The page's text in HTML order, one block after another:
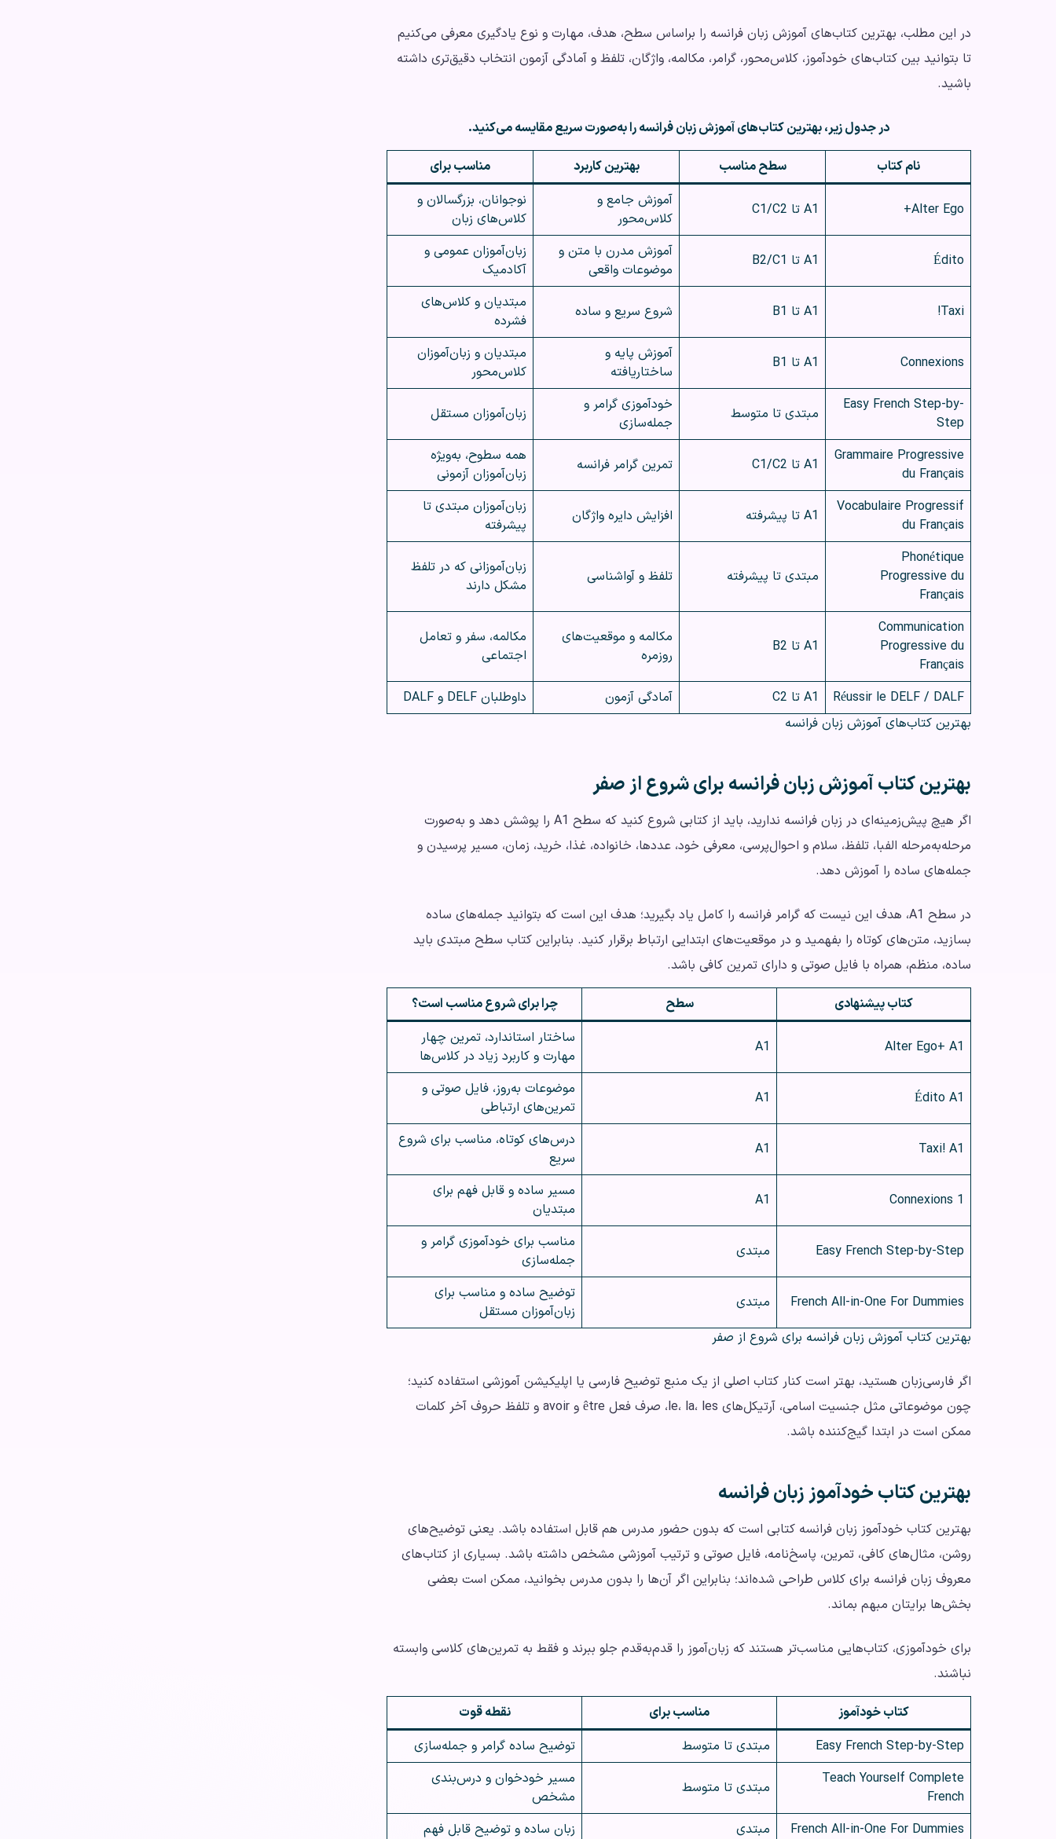
در این مطلب، بهترین کتاب‌های آموزش زبان فرانسه را براساس سطح، هدف، مهارت و نوع یادگیری معرفی می‌کنیم
تا بتوانید بین کتاب‌های خودآموز، کلاس‌محور، گرامر، مکالمه، واژگان، تلفظ و آمادگی آزمون انتخاب دقیق‌تری داشته
باشید.
در جدول زیر، بهترین کتاب‌های آموزش زبان فرانسه را به‌صورت سریع مقایسه می‌کنید.
نام کتاب سطح مناسب بهترین کاربرد مناسب برای
Alter Ego+ A1 تا C1/C2
آموزش جامع و
کلاس‌محور
نوجوانان، بزرگسالان و
کلاس‌های زبان
Édito A1 تا B2/C1
آموزش مدرن با متن و
موضوعات واقعی
زبان‌آموزان عمومی و
آکادمیک
Taxi! A1 تا B1 شروع سریع و ساده
مبتدیان و کلاس‌های
فشرده
Connexions A1 تا B1
آموزش پایه و
ساختاریافته
مبتدیان و زبان‌آموزان
کلاس‌محور
Easy French Step-by-
Step
مبتدی تا متوسط
خودآموزی گرامر و
جمله‌سازی
زبان‌آموزان مستقل
Grammaire Progressive
du Français
A1 تا C1/C2 تمرین گرامر فرانسه
همه سطوح، به‌ویژه
زبان‌آموزان آزمونی
Vocabulaire Progressif
du Français
A1 تا پیشرفته افزایش دایره واژگان
زبان‌آموزان مبتدی تا
پیشرفته
Phonétique
Progressive du
Français
مبتدی تا پیشرفته تلفظ و آواشناسی
زبان‌آموزانی که در تلفظ
مشکل دارند
Communication
Progressive du
Français
A1 تا B2
مکالمه و موقعیت‌های
روزمره
مکالمه، سفر و تعامل
اجتماعی
Réussir le DELF / DALF A1 تا C2 آمادگی آزمون
داوطلبان DELF و DALF
بهترین کتاب‌های آموزش زبان فرانسه
بهترین کتاب آموزش زبان فرانسه برای شروع از صفر
اگر هیچ پیش‌زمینه‌ای در زبان فرانسه ندارید، باید از کتابی شروع کنید که سطح A1 را پوشش دهد و به‌صورت
مرحله‌به‌مرحله الفبا، تلفظ، سلام و احوال‌پرسی، معرفی خود، عددها، خانواده، غذا، خرید، زمان، مسیر پرسیدن و
جمله‌های ساده را آموزش دهد.
در سطح A1، هدف این نیست که گرامر فرانسه را کامل یاد بگیرید؛ هدف این است که بتوانید جمله‌های ساده
بسازید، متن‌های کوتاه را بفهمید و در موقعیت‌های ابتدایی ارتباط برقرار کنید. بنابراین کتاب سطح مبتدی باید
ساده، منظم، همراه با فایل صوتی و دارای تمرین کافی باشد.
کتاب پیشنهادی سطح چرا برای شروع مناسب است؟
Alter Ego+ A1
A1
ساختار استاندارد، تمرین چهار
مهارت و کاربرد زیاد در کلاس‌ها
Édito A1
A1
موضوعات به‌روز، فایل صوتی و
تمرین‌های ارتباطی
Taxi! A1
A1
درس‌های کوتاه، مناسب برای شروع
سریع
Connexions 1
A1
مسیر ساده و قابل فهم برای
مبتدیان
Easy French Step-by-Step مبتدی
مناسب برای خودآموزی گرامر و
جمله‌سازی
French All-in-One For Dummies مبتدی
توضیح ساده و مناسب برای
زبان‌آموزان مستقل
بهترین کتاب آموزش زبان فرانسه برای شروع از صفر
اگر فارسی‌زبان هستید، بهتر است کنار کتاب اصلی از یک منبع توضیح فارسی یا اپلیکیشن آموزشی استفاده کنید؛
چون موضوعاتی مثل جنسیت اسامی، آرتیکل‌های le، la، les، صرف فعل être و avoir و تلفظ حروف آخر کلمات
ممکن است در ابتدا گیج‌کننده باشد.
بهترین کتاب خودآموز زبان فرانسه
بهترین کتاب خودآموز زبان فرانسه کتابی است که بدون حضور مدرس هم قابل استفاده باشد. یعنی توضیح‌های
روشن، مثال‌های کافی، تمرین، پاسخ‌نامه، فایل صوتی و ترتیب آموزشی مشخص داشته باشد. بسیاری از کتاب‌های
معروف زبان فرانسه برای کلاس طراحی شده‌اند؛ بنابراین اگر آن‌ها را بدون مدرس بخوانید، ممکن است بعضی
بخش‌ها برایتان مبهم بماند.
برای خودآموزی، کتاب‌هایی مناسب‌تر هستند که زبان‌آموز را قدم‌به‌قدم جلو ببرند و فقط به تمرین‌های کلاسی وابسته
نباشند.
کتاب خودآموز مناسب برای
نقطه قوت
Easy French Step-by-Step
مبتدی تا متوسط
توضیح ساده گرامر و جمله‌سازی
Teach Yourself Complete
French
مبتدی تا متوسط
مسیر خودخوان و درس‌بندی
مشخص
French All-in-One For Dummies
مبتدی زبان ساده و توضیح قابل فهم